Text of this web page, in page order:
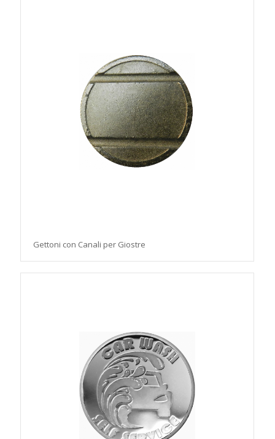
Gettoni con Canali per Giostre